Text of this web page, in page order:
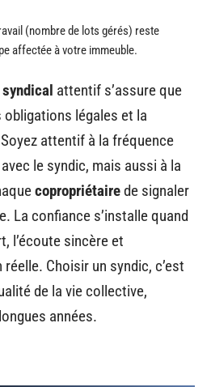
(nombre de lots gérés) reste
affectée à votre immeuble.
attentif s’assure que
légales et la
attentif à la fréquence
le syndic, mais aussi à la
copropriétairede signaler
La confiance s’installe quand
l’écoute sincère et
Choisir un syndic, c’est
de la vie collective,
années.